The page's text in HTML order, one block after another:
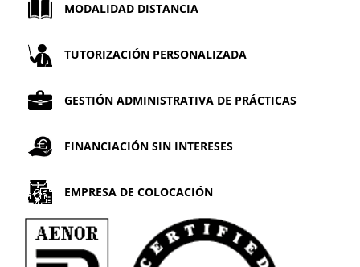
MODALIDAD DISTANCIA
TUTORIZACIÓN PERSONALIZADA
GESTIÓN ADMINISTRATIVA DE PRÁCTICAS
FINANCIACIÓN SIN INTERESES
EMPRESA DE COLOCACIÓN